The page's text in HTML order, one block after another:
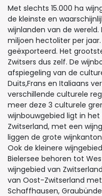
Met slechts 15.000 ha
de kleinste en
wijnlanden van de
miljoen hectoliter per
geëxporteerd. Het
Zwitsers dus zelf. De
afspiegeling van de
Duits,Frans en Italiaans
verschillende culturele
meer deze 3 culturele
wijnbouwgebied ligt in
Zwitserland, met een
liggen de grote
Ook de kleinere
Bielersee behoren tot
wijngebied van
van Oost-Zwitserland met
Schaffhausen,